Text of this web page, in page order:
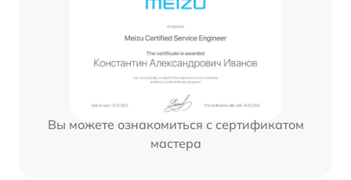
Вы можете ознакомиться с сертификатом
мастера